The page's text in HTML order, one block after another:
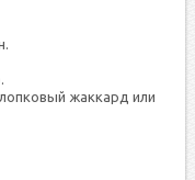
жак­кард или